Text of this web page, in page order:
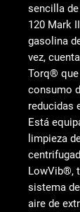
sencilla de
120 Mark
gasolina
vez,
Torq® que
consumo
reducidas
Está
limpieza
LowVib®,
sistema
aire de